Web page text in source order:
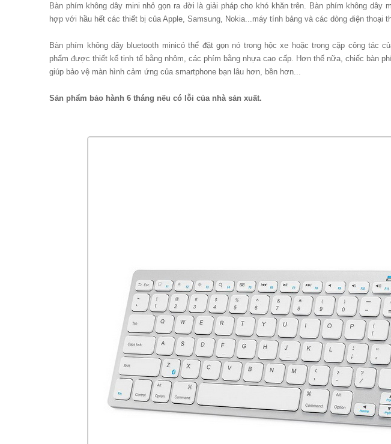
Bàn phím không dây mini nhỏ gọn ra đời là giải pháp cho khó khăn trên. Bàn phím không dây
hợp với hầu hết các thiết bị của Apple, Samsung, Nokia...máy tính bảng và các dòng điện thoại
Bàn phím không dây bluetooth minicó thể đặt gọn nó trong hộc xe hoặc trong cặp công tác
phẩm được thiết kế tinh tế bằng nhôm, các phím bằng nhựa cao cấp. Hơn thế nữa, chiếc bàn
giúp bảo vệ màn hình cảm ứng của smartphone bạn lâu hơn, bền hơn...
Sản phẩm bảo hành 6 tháng nếu có lỗi của nhà sản xuất.